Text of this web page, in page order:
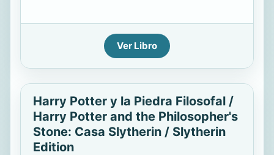
Ver Libro
Harry Potter y la Piedra Filosofal /
Harry Potter and the Philosopher's
Stone: Casa Slytherin / Slytherin
Edition